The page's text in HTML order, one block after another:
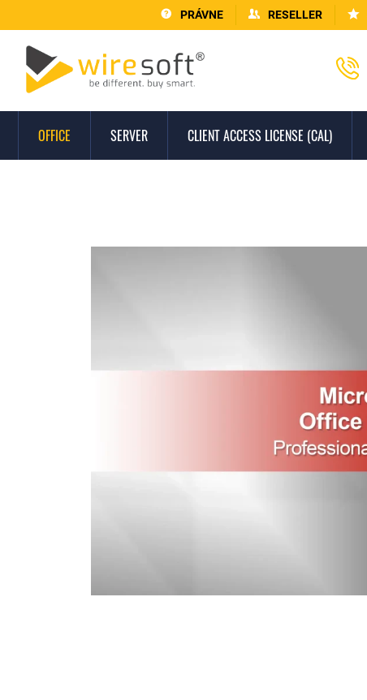
PRÁVNE RESELLER
OFFICE SERVER CLIENT ACCESS LICENSE (CAL)